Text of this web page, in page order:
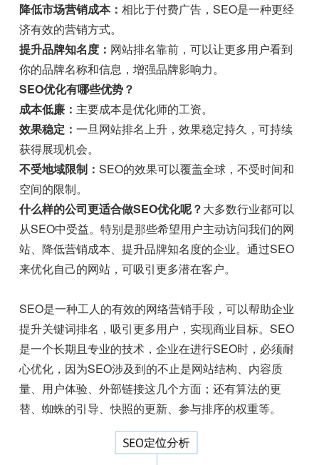
降低市场营销成本：相比于付费广告，SEO是一种更经
济有效的营销方式。
提升品牌知名度： 网站排名靠前，可以让更多用户看到
你的品牌名称和信息，增强品牌影响力。
SEO优化有哪些优势？
成本低廉： 主要成本是优化师的工资。
效果稳定：一旦网站排名上升，效果稳定持久，可持续
获得展现机会。
不受地域限制：SEO的效果可以覆盖全球，不受时间和
空间的限制。
什么样的公司更适合做SEO优化呢？大多数行业都可以
从SEO中受益。特别是那些希望用户主动访问我们的网
站、降低营销成本、提升品牌知名度的企业。通过SEO
来优化自己的网站，可吸引更多潜在客户。
SEO是一种工人的有效的网络营销手段，可以帮助企业
提升关键词排名，吸引更多用户，实现商业目标。SEO
是一个长期且专业的技术，企业在进行SEO时，必须耐
心优化，因为SEO涉及到的不止是网站结构、内容质
量、用户体验、外部链接这几个方面；还有算法的更
替、蜘蛛的引导、快照的更新、参与排序的权重等。